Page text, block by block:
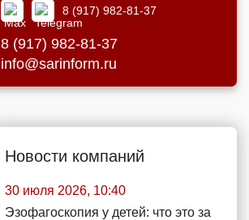
8 (917) 982-81-37
8 (917) 982-81-37
info@sarinform.ru
Новости компаний
30 июля 2026, 10:40
Эзофагоскопия у детей: что это за